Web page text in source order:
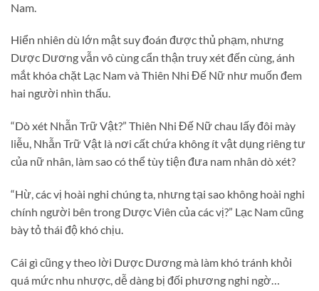
Nam.
Hiển nhiên dù lớn mật suy đoán được thủ phạm, nhưng
Dược Dương vẫn vô cùng cẩn thận truy xét đến cùng, ánh
mắt khóa chặt Lạc Nam và Thiên Nhi Đế Nữ như muốn đem
hai người nhìn thấu.
“Dò xét Nhẫn Trữ Vật?” Thiên Nhi Đế Nữ chau lấy đôi mày
liễu, Nhẫn Trữ Vật là nơi cất chứa không ít vật dụng riêng tư
của nữ nhân, làm sao có thể tùy tiện đưa nam nhân dò xét?
“Hừ, các vị hoài nghi chúng ta, nhưng tại sao không hoài nghi
chính người bên trong Dược Viên của các vị?” Lạc Nam cũng
bày tỏ thái độ khó chịu.
Cái gì cũng y theo lời Dược Dương mà làm khó tránh khỏi
quá mức nhu nhược, dễ dàng bị đối phương nghi ngờ…